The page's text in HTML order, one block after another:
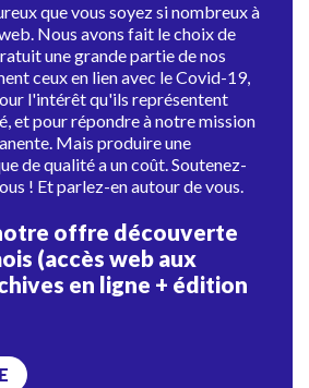
que vous soyez si nombreux à
Nous avons fait le choix de
une grande partie de nos
ceux en lien avec le Covid-19,
l'intérêt qu'ils représentent
et pour répondre à notre mission
Mais produire une
de qualité a un coût. Soutenez-
! Et parlez-en autour de vous.
offre découverte
(accès web aux
en ligne + édition